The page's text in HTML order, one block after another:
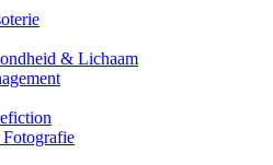
& Lichaam